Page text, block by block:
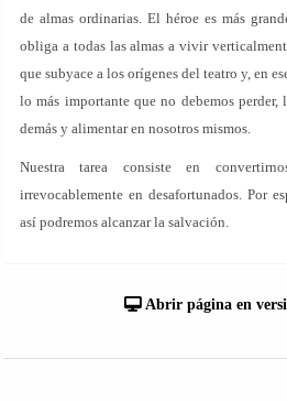
de almas ordinarias. El héroe es más
obliga a todas las almas a vivir
que subyace a los orígenes del teatro y, en
lo más importante que no debemos perder,
demás y alimentar en nosotros mismos.
Nuestra tarea consiste en
irrevocablemente en desafortunados. Por
así podremos alcanzar la salvación.
Abrir página en